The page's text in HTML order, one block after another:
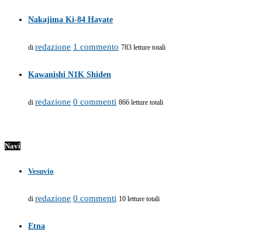
Nakajima Ki-84 Hayate
di redazione 1 commento 783 letture totali
Kawanishi N1K Shiden
di redazione 0 commenti 866 letture totali
Navi
Vesuvio
di redazione 0 commenti 10 letture totali
Etna